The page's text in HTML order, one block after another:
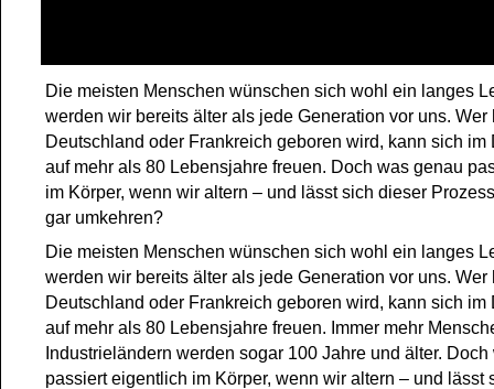
Die meisten Menschen wünschen sich wohl ein langes
werden wir bereits älter als jede Generation vor uns. Wer
Deutschland oder Frankreich geboren wird, kann sich im
auf mehr als 80 Lebensjahre freuen. Doch was genau
im Körper, wenn wir altern – und lässt sich dieser
gar umkehren?
Die meisten Menschen wünschen sich wohl ein langes
werden wir bereits älter als jede Generation vor uns. Wer
Deutschland oder Frankreich geboren wird, kann sich im
auf mehr als 80 Lebensjahre freuen. Immer mehr
Industrieländern werden sogar 100 Jahre und älter.
passiert eigentlich im Körper, wenn wir altern – und lässt